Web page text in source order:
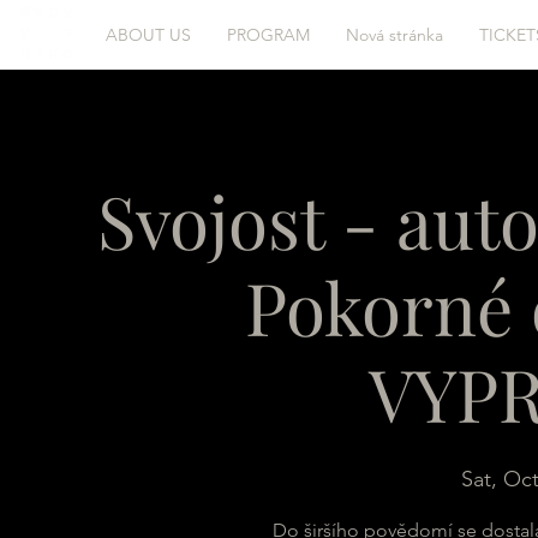
ABOUT US PROGRAM Nová stránka
Svojost -
Sat,
Do širšího povědomí se